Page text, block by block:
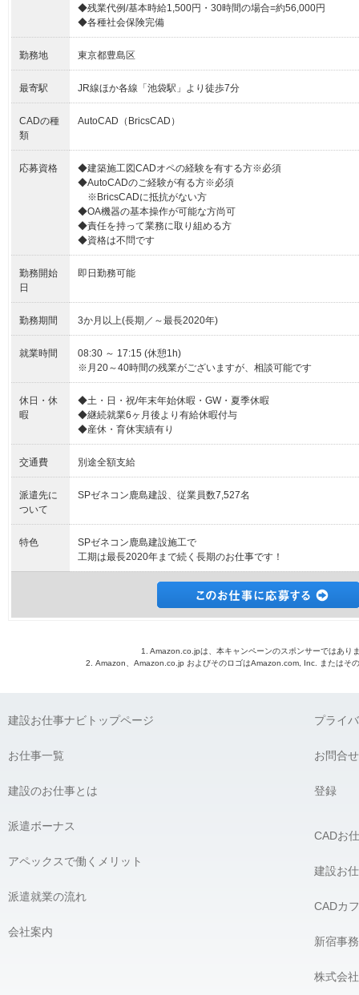
◆残業代例/基本時給1,500円・30時間の場合=約56,000円
◆各種社会保険完備
勤務地 東京都豊島区
最寄駅 JR線ほか各線「池袋駅」より徒歩7分
CADの種
類
AutoCAD（BricsCAD）
応募資格
◆建築施工図CADオペの経験を有する方※必須
◆AutoCADのご経験が有る方※必須
※BricsCADに抵抗がない方
◆OA機器の基本操作が可能な方尚可
◆責任を持って業務に取り組める方
◆資格は不問です
勤務開始
日
即日勤務可能
勤務期間 3か月以上(長期／～最長2020年)
就業時間
08:30 ～ 17:15 (休憩1h)
※月20～40時間の残業がございますが、相談可能です
休日・休
暇
◆土・日・祝/年末年始休暇・GW・夏季休暇
◆継続就業6ヶ月後より有給休暇付与
◆産休・育休実績有り
交通費 別途全額支給
派遣先に
ついて
SPゼネコン鹿島建設、従業員数7,527名
特色
SPゼネコン鹿島建設施工で
工期は最長2020年まで続く長期のお仕事です！
1. Amazon.co.jpは、本キャンペーンのスポンサーではあり
2. Amazon、Amazon.co.jp およびそのロゴはAmazon.com, Inc. またはそ
建設お仕事ナビトップページ
お仕事一覧
建設のお仕事とは
派遣ボーナス
アペックスで働くメリット
派遣就業の流れ
会社案内
プライ
お問合せ
登録
CADお
建設お
CADカ
新宿事
株式会